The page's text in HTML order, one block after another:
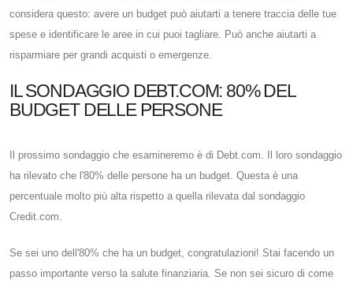
considera questo: avere un budget può aiutarti a tenere traccia delle tue
spese e identificare le aree in cui puoi tagliare. Può anche aiutarti a
risparmiare per grandi acquisti o emergenze.
IL SONDAGGIO DEBT.COM: 80% DEL
BUDGET DELLE PERSONE
Il prossimo sondaggio che esamineremo è di Debt.com. Il loro sondaggio
ha rilevato che l'80% delle persone ha un budget. Questa è una
percentuale molto più alta rispetto a quella rilevata dal sondaggio
Credit.com.
Se sei uno dell'80% che ha un budget, congratulazioni! Stai facendo un
passo importante verso la salute finanziaria. Se non sei sicuro di come